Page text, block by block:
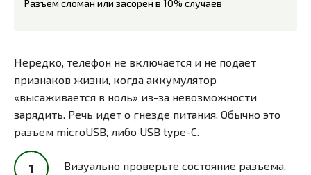
Разъем сломан или засорен в 10% случаев
Нередко, телефон не включается и не подает
признаков жизни, когда аккумулятор
«высаживается в ноль» из-за невозможности
зарядить. Речь идет о гнезде питания. Обычно это
разъем microUSB, либо USB type-C.
Визуально проверьте состояние разъема.